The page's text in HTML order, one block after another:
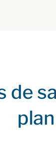
de
plan